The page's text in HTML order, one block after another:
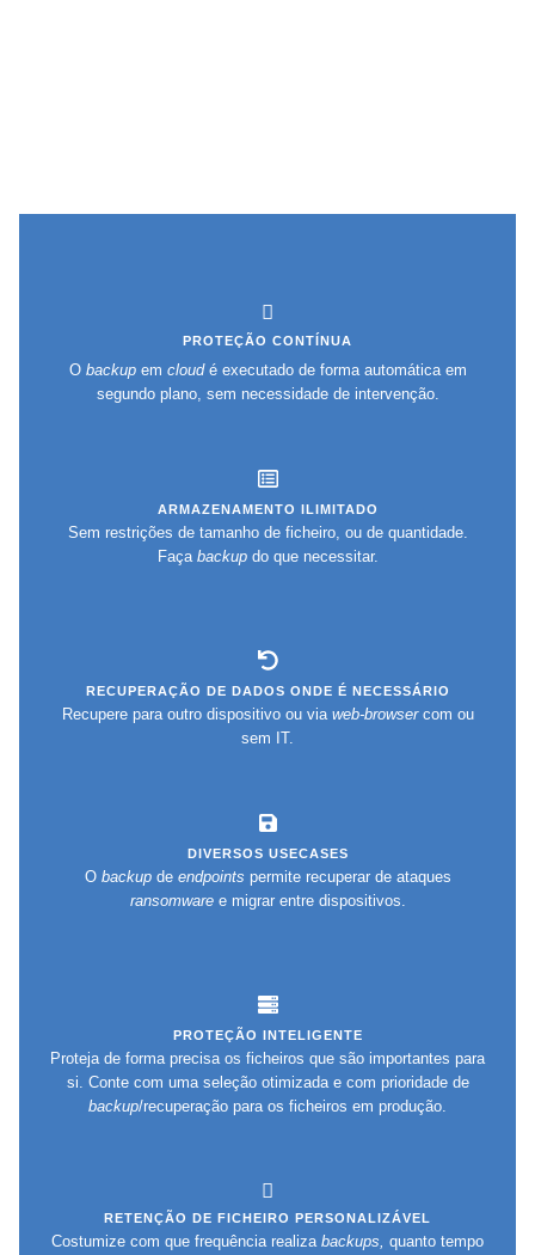
PROTEÇÃO CONTÍNUA
O backup em cloud é executado de forma automática em
segundo plano, sem necessidade de intervenção.
ARMAZENAMENTO ILIMITADO
Sem restrições de tamanho de ficheiro, ou de quantidade.
Faça backup do que necessitar.
RECUPERAÇÃO DE DADOS ONDE É NECESSÁRIO
Recupere para outro dispositivo ou via web-browsercom ou
sem IT.
DIVERSOS USECASES
O backup de endpoints permite recuperar de ataques
ransomware e migrar entre dispositivos.
PROTEÇÃO INTELIGENTE
Proteja de forma precisa os ficheiros que são importantes para
si. Conte com uma seleção otimizada e com prioridade de
backup/recuperação para os ficheiros em produção.
RETENÇÃO DE FICHEIRO PERSONALIZÁVEL
Costumize com que frequência realiza backups, quanto tempo